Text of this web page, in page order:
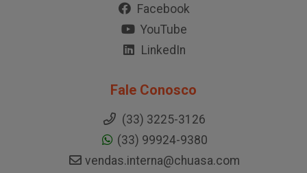
Facebook
YouTube
LinkedIn
Fale Conosco
(33) 3225-3126
(33) 99924-9380
vendas.interna@chuasa.com